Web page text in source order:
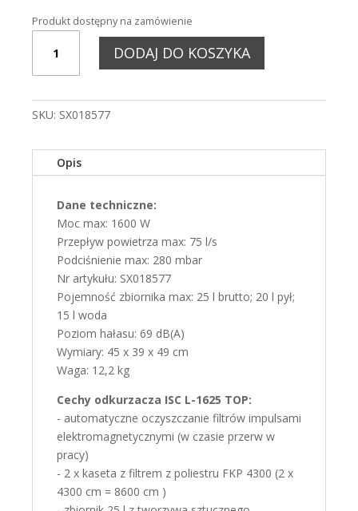
Produkt dostępny na zamówienie
ODKURZACZ
ISC
1625
DODAJ DO KOSZYKA
SKU: SX018577
Opis
Dane techniczne:
Moc max: 1600 W
Przepływ powietrza max: 75 l/s
Podciśnienie max: 280 mbar
Nr artykułu: SX018577
Pojemność zbiornika max: 25 l brutto; 20 l pył;
15 l woda
Poziom hałasu: 69 dB(A)
Wymiary: 45 x 39 x 49 cm
Waga: 12,2 kg
Cechy odkurzacza ISC L-1625 TOP:
- automatyczne oczyszczanie filtrów impulsami
elektromagnetycznymi (w czasie przerw w
pracy)
- 2 x kaseta z filtrem z poliestru FKP 4300 (2 x
4300 cm = 8600 cm )